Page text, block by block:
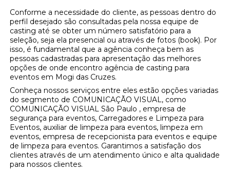
Conforme a necessidade do cliente, as pessoas dentro do
perfil desejado são consultadas pela nossa equipe de
casting até se obter um número satisfatório para a
seleção, seja ela presencial ou através de fotos (book). Por
isso, é fundamental que a agência conheça bem as
pessoas cadastradas para apresentação das melhores
opções de onde encontro agência de casting para
eventos em Mogi das Cruzes.
Conheça nossos serviços entre eles estão opções variadas
do segmento de COMUNICAÇÃO VISUAL, como
COMUNICAÇÃO VISUAL São Paulo , empresa de
segurança para eventos, Carregadores e Limpeza para
Eventos, auxiliar de limpeza para eventos, limpeza em
eventos, empresa de recepcionista para eventos e equipe
de limpeza para eventos. Garantimos a satisfação dos
clientes através de um atendimento único e alta qualidade
para nossos clientes.